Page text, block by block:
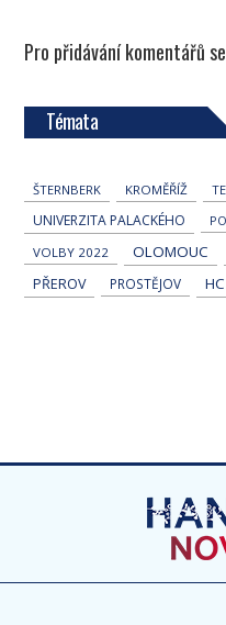
Pro přidávání komentářů
Témata
ŠTERNBERK KROMĚŘÍŽ
UNIVERZITA PALACKÉHO
VOLBY 2022 OLOMOUC
PŘEROV PROSTĚJOV